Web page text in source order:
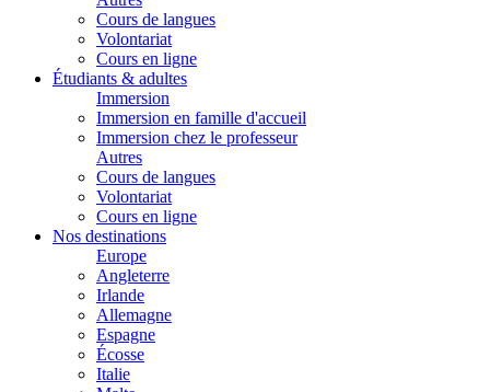
Cours de langues
Volontariat
Cours en ligne
Étudiants & adultes
Immersion
Immersion en famille d'accueil
Immersion chez le professeur
Autres
Cours de langues
Volontariat
Cours en ligne
Nos destinations
Europe
Angleterre
Irlande
Allemagne
Espagne
Écosse
Italie